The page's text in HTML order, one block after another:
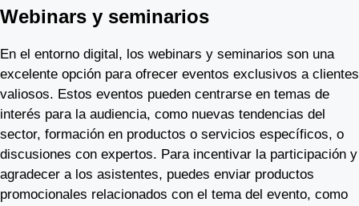
Webinars y seminarios
En el entorno digital, los webinars y seminarios son una
excelente opción para ofrecer eventos exclusivos a clientes
valiosos. Estos eventos pueden centrarse en temas de
interés para la audiencia, como nuevas tendencias del
sector, formación en productos o servicios específicos, o
discusiones con expertos. Para incentivar la participación y
agradecer a los asistentes, puedes enviar productos
promocionales relacionados con el tema del evento, como